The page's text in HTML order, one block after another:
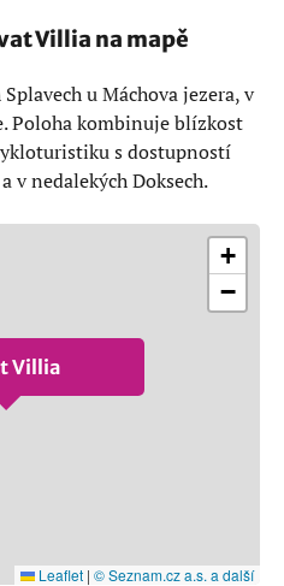
Villia na mapě
u Máchova jezera, v
Poloha kombinuje blízkost
s dostupností
v nedalekých Doksech.
Villia
+
−
Leaflet | © Seznam.cz a.s. a další